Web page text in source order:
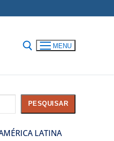
MENU
PESQUISAR
LATINA